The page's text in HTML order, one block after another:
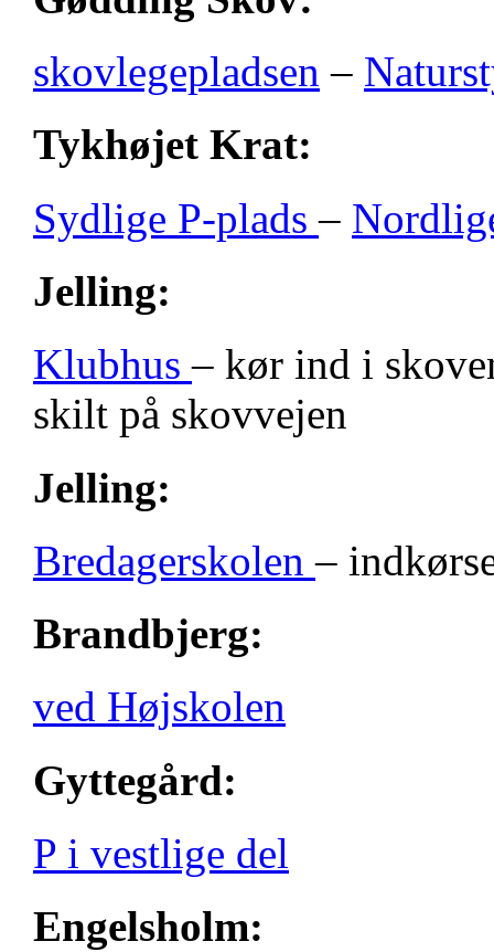
skovlegepladsen –
Tykhøjet Krat:
Sydlige P-plads–
Jelling:
Klubhus– kør ind i
skilt på skovvejen
Jelling:
Bredagerskolen–
Brandbjerg:
ved Højskolen
Gyttegård:
P i vestlige del
Engelsholm: